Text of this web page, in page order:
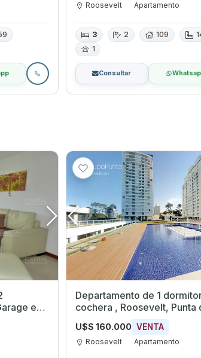
Roosevelt Apartamento
3 2 109
1
Consultar
en
Departamento de 1
cochera , Roosevelt,
U$S 160.000 VENTA
Roosevelt Apartamento